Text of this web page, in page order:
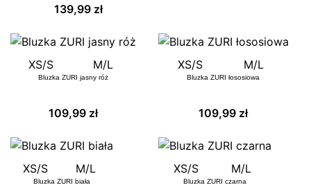
139,99 zł
XS/S M/L
Bluzka ZURI jasny róż
109,99 zł
XS/S M/L
Bluzka ZURI łososiowa
109,99 zł
XS/S M/L
Bluzka ZURI biała
XS/S M/L
Bluzka ZURI czarna
Zostaw swój adres e-mail - poinformujemy
Cię jak tylko produkt pojawi się naszym
magazynie.
POWIADOM O DOSTĘPNOŚCI